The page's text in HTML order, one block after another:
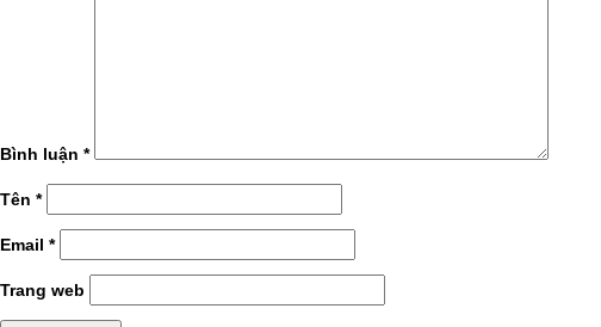
Bình luận *
Tên *
Email *
Trang web